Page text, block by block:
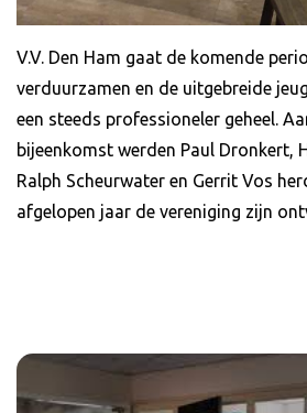
V.V. Den Ham gaat de komende
verduurzamen en de uitgebreide
een steeds professioneler geheel.
bijeenkomst werden Paul Dronkert,
Ralph Scheurwater en Gerrit Vos
afgelopen jaar de vereniging zijn